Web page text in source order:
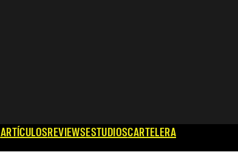
ARTÍCULOSREVIEWSESTUDIOSCARTELERA